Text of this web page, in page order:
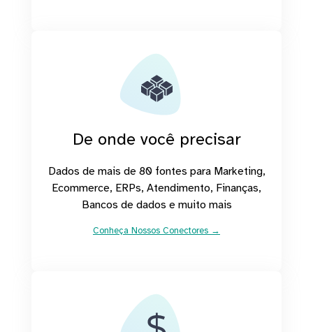
De onde você precisar
Dados de mais de 80 fontes para Marketing,
Ecommerce, ERPs, Atendimento, Finanças,
Bancos de dados e muito mais
Conheça Nossos Conectores →